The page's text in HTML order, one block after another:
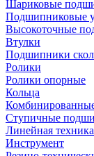
Шариковые
Подшипниковые
Высокоточные
Втулки
Подшипники
Ролики
Ролики опорные
Кольца
Ступичные
Линейная техника
Инструмент